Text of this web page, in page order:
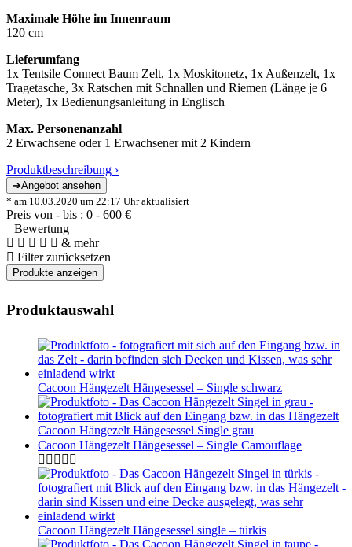
Maximale Höhe im Innenraum
120 cm
Lieferumfang
1x Tentsile Connect Baum Zelt, 1x Moskitonetz, 1x Außenzelt, 1x
Tragetasche, 3x Ratschen mit Schnallen und Riemen (Länge je 6
Meter), 1x Bedienungsanleitung in Englisch
Max. Personenanzahl
2 Erwachsene oder 1 Erwachsener mit 2 Kindern
Produktbeschreibung ›
* am 10.03.2020 um 22:17 Uhr aktualisiert
Preis von - bis : 0 - 600 €
Bewertung
& mehr
Filter zurücksetzen
Produktauswahl
Cacoon Hängezelt Hängesessel – Single schwarz
Cacoon Hängezelt Hängesessel Single grau
Cacoon Hängezelt Hängesessel – Single Camouflage
Cacoon Hängezelt Hängesessel single – türkis